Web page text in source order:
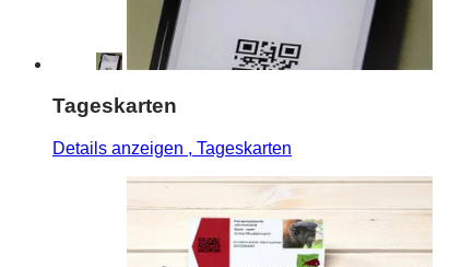
Tageskarten
Details anzeigen , Tageskarten